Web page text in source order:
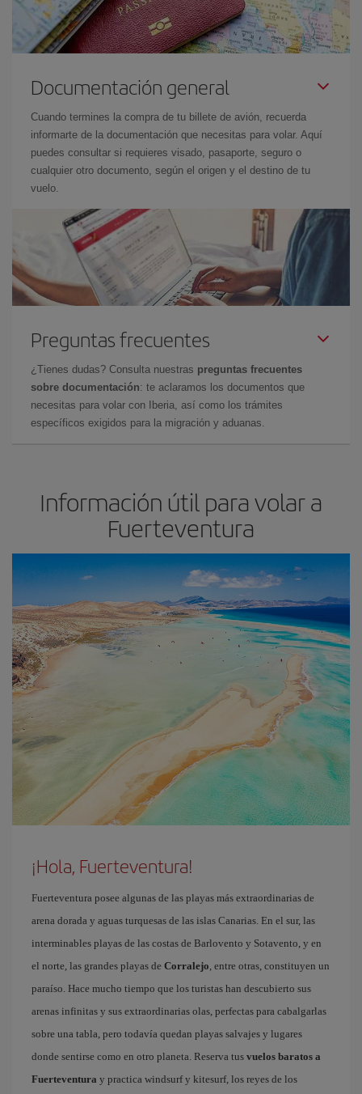
Documentación general
Cuando termines la compra de tu billete de avión, recuerda
informarte de la documentación que necesitas para volar. Aquí
puedes consultar si requieres visado, pasaporte, seguro o
cualquier otro documento, según el origen y el destino de tu
vuelo.
Preguntas frecuentes
¿Tienes dudas? Consulta nuestras preguntas frecuentes
sobre documentación: te aclaramos los documentos que
necesitas para volar con Iberia, así como los trámites
específicos exigidos para la migración y aduanas.
Información útil para volar a
Fuerteventura
¡Hola, Fuerteventura!
Fuerteventura posee algunas de las playas más extraordinarias de
arena dorada y aguas turquesas de las islas Canarias. En el sur, las
interminables playas de las costas de Barlovento y Sotavento, y en
el norte, las grandes playas de Corralejo, entre otras, constituyen un
paraíso. Hace mucho tiempo que los turistas han descubierto sus
arenas infinitas y sus extraordinarias olas, perfectas para cabalgarlas
sobre una tabla, pero todavía quedan playas salvajes y lugares
donde sentirse como en otro planeta. Reserva tus vuelos baratos a
Fuerteventura y practica windsurf y kitesurf, los reyes de los